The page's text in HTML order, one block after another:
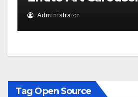
Administrator
Tag Open Source